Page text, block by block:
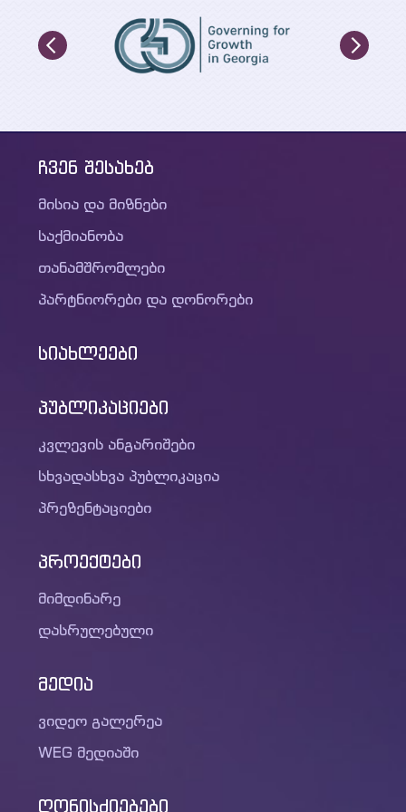
ჩვენ შესახებ
მისია და მიზნები
საქმიანობა
თანამშრომლები
პარტნიორები და დონორები
სიახლეები
პუბლიკაციები
კვლევის ანგარიშები
სხვადასხვა პუბლიკაცია
პრეზენტაციები
პროექტები
მიმდინარე
დასრულებული
მედია
ვიდეო გალერეა
WEG მედიაში
ღონისძიებები